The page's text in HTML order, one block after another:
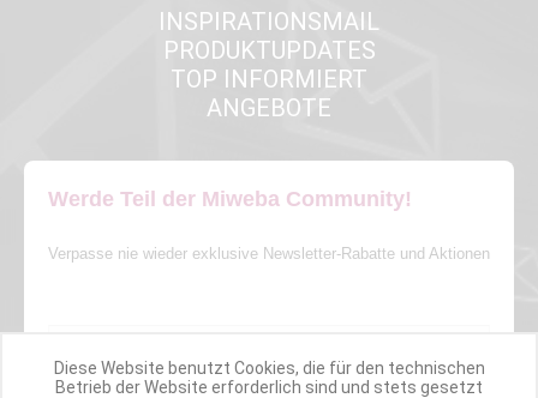
INSPIRATIONSMAIL
PRODUKTUPDATES
TOP INFORMIERT
ANGEBOTE
Werde Teil der Miweba Community!
Verpasse nie wieder exklusive Newsletter-Rabatte und Aktionen
Diese Website benutzt Cookies, die für den technischen
Betrieb der Website erforderlich sind und stets gesetzt